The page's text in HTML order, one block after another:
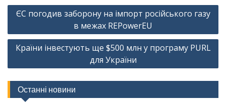
Навігація
ЄС погодив заборону на імпорт російського газу
в межах REPowerEU
Країни інвестують ще $500 млн у програму PURL
для України
Останні новини